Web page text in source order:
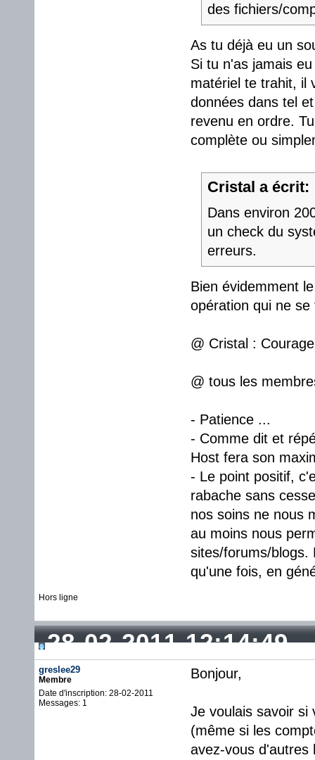
des fichiers/
As tu déjà eu un
Si tu n'as jamais
matériel te trahit, il
données dans tel
revenu en ordre.
complète ou
Cristal a écrit:
Dans environ
un check du
erreurs.
Bien évidemment
opération qui ne
@ Cristal :
@ tous les
- Patience ...
- Comme dit et
Host fera son
- Le point positif,
rabache sans
nos soins ne nous
au moins nous
sites/forums/blogs.
qu'une fois, en
Hors ligne
28-02-2011 12:14:49
greslee29
Membre
Date d'inscription: 28-02-2011
Messages: 1
Bonjour,
Je voulais savoir si
(même si les
avez-vous d'autres